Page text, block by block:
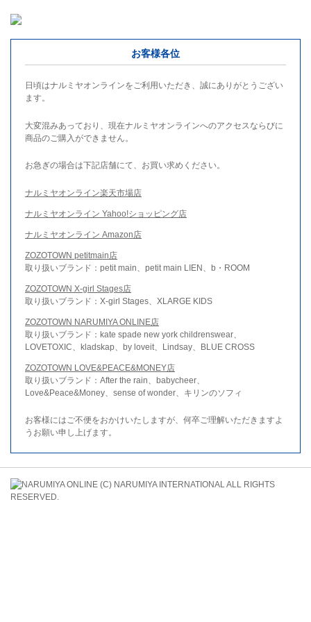
お客様各位
日頃はナルミヤオンラインをご利用いただき、誠にありがとうござい
ます。
大変混みあっており、現在ナルミヤオンラインへのアクセスならびに
商品のご購入ができません。
お急ぎの場合は下記店舗にて、お買い求めください。
ナルミヤオンライン楽天市場店
ナルミヤオンライン Yahoo!ショッピング店
ナルミヤオンライン Amazon店
ZOZOTOWN petitmain店
取り扱いブランド：petit main、petit main LIEN、b・ROOM
ZOZOTOWN X-girl Stages店
取り扱いブランド：X-girl Stages、XLARGE KIDS
ZOZOTOWN NARUMIYA ONLINE店
取り扱いブランド：kate spade new york childrenswear、
LOVETOXIC、kladskap、by loveit、Lindsay、BLUE CROSS
ZOZOTOWN LOVE&PEACE&MONEY店
取り扱いブランド：After the rain、babycheer、
Love&Peace&Money、sense of wonder、キリンのソフィ
お客様にはご不便をおかけいたしますが、何卒ご理解いただきますよ
うお願い申し上げます。